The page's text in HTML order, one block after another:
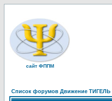
сайт ФППМ
Список форумов Движение ТИГЕЛЬ -